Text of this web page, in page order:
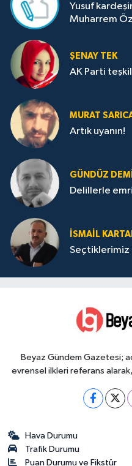
Yusuf
Muharrem
ŞENAY TEK
AK Parti
MURAT
Artık uyanın!
GÜNDÜZ
Delillerle
İSMAIL
Seçtiklerimiz
Beyaz Gündem Gazetesi;
evrensel ilkleri referans
Hava Durumu
Trafik Durumu
Puan Durumu ve Fikstür